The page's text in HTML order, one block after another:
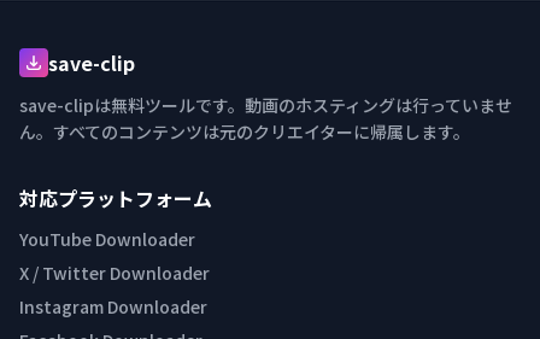
save-clip
save-clipは無料ツールです。動画のホスティングは行っていませ
ん。すべてのコンテンツは元のクリエイターに帰属します。
対応プラットフォーム
YouTube Downloader
X / Twitter Downloader
Instagram Downloader